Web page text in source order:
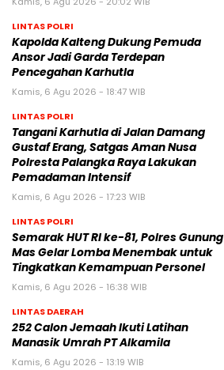
LINTAS POLRI
Kapolda Kalteng Dukung Pemuda
Ansor Jadi Garda Terdepan
Pencegahan Karhutla
Kamis, 6 Agu 2026 - 18:47 WIB
LINTAS POLRI
Tangani Karhutla di Jalan Damang
Gustaf Erang, Satgas Aman Nusa
Polresta Palangka Raya Lakukan
Pemadaman Intensif
Kamis, 6 Agu 2026 - 17:23 WIB
LINTAS POLRI
Semarak HUT RI ke-81, Polres Gunung
Mas Gelar Lomba Menembak untuk
Tingkatkan Kemampuan Personel
Kamis, 6 Agu 2026 - 16:38 WIB
LINTAS DAERAH
252 Calon Jemaah Ikuti Latihan
Manasik Umrah PT Alkamila
Kamis, 6 Agu 2026 - 13:19 WIB